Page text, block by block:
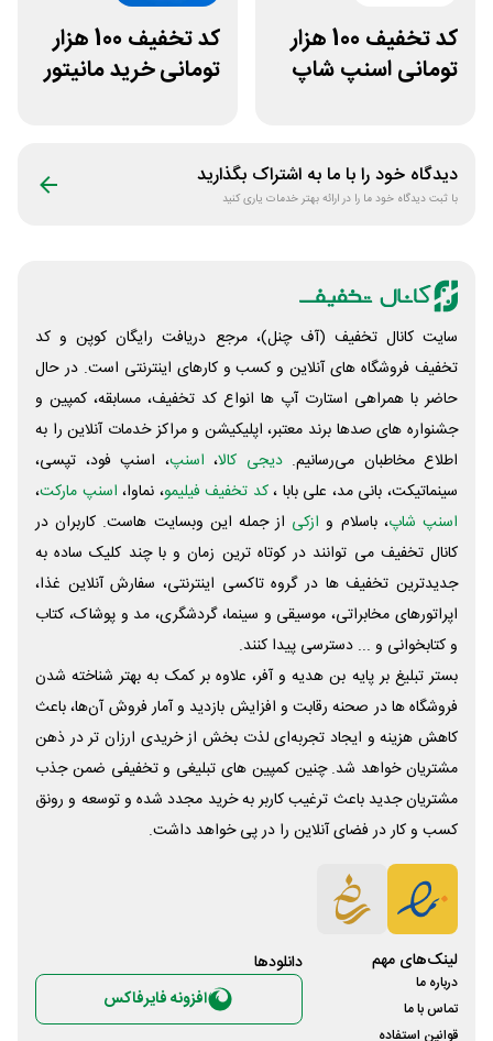
کد تخفیف 100 هزار
تومانی اسنپ شاپ
کد تخفیف 100 هزار
تومانی خرید مانیتور
دیدگاه خود را با ما به اشتراک بگذارید
با ثبت دیدگاه خود ما را در ارائه بهتر خدمات یاری کنید
سایت کانال تخفیف (آف چنل)، مرجع دریافت رایگان کوپن و کد
تخفیف فروشگاه های آنلاین و کسب و‌ کارهای اینترنتی است. در حال
حاضر با همراهی استارت آپ ها انواع کد تخفیف، مسابقه، کمپین و
جشنواره های صدها برند معتبر، اپلیکیشن و مراکز خدمات آنلاین را به
اطلاع مخاطبان می‌رسانیم. دیجی کالا، اسنپ، اسنپ فود، تپسی،
سینماتیکت، بانی مد، علی‌ بابا ،کد تخفیف فیلیمو، نماوا، اسنپ مارکت،
اسنپ شاپ، باسلام و ازکی از جمله این وبسایت ‌هاست. کاربران در
کانال تخفیف می توانند در کوتاه ترین زمان و با چند کلیک ساده به
جدیدترین تخفیف ها در گروه تاکسی اینترنتی، سفارش آنلاین غذا،
اپراتورهای مخابراتی، موسیقی و سینما، گردشگری، مد و پوشاک، کتاب
و کتابخوانی و ... دسترسی پیدا کنند.
بستر تبلیغ بر پایه بن هدیه و آفر، علاوه بر کمک به بهتر شناخته شدن
فروشگاه ها در صحنه رقابت و افزایش بازدید و آمار فروش آن‌ها، باعث
کاهش هزینه و ایجاد تجربه‌ای لذت بخش از خریدی ارزان تر در ذهن
مشتریان خواهد شد. چنین کمپین های تبلیغی و تخفیفی ضمن جذب
مشتریان جدید باعث ترغیب کاربر به خرید مجدد شده و توسعه و رونق
کسب و کار در فضای آنلاین را در پی خواهد داشت.
لینک‌های مهم
درباره ما
تماس با ما
قوانین استفاده
دانلود‌ها
افزونه فایرفاکس